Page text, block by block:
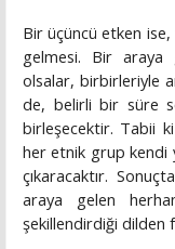
Bir üçüncü etken
gelmesi. Bir araya
olsalar, birbirleriyle
de, belirli bir süre
birleşecektir. Tabii
her etnik grup kendi
çıkaracaktır.
araya gelen
şekillendirdiği dilden